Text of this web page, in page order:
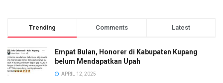
Trending Comments Latest
Empat Bulan, Honorer di Kabupaten Kupang
belum Mendapatkan Upah
APRIL 12, 2025